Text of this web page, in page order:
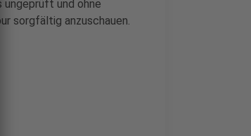
und ohne
sorgfältig anzuschauen.